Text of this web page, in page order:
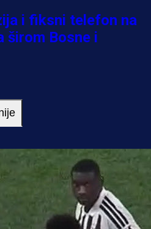
i fiksni telefon na
širom Bosne i